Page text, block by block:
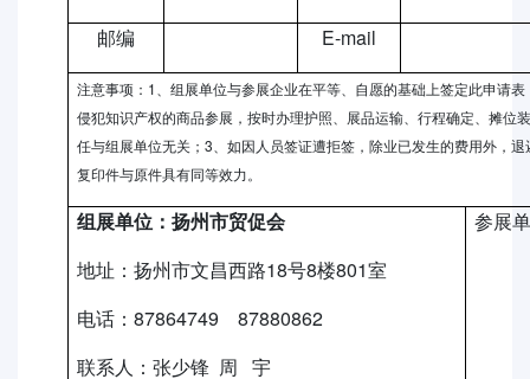
邮编 E-mail
注意事项： 1 、组展单位与参展企业在平等、自愿的基础上签定此申请表
侵犯知识产权的商品参展，按时办理护照、展品运输、行程确定、摊位
任与组展单位无关； 3、如因人员签证遭拒签，除业已发生的费用外，退
复印件与原件具有同等效力。
组展单位：扬州市贸促会
地址：扬州市文昌西路18号8楼801室
电话： 87864749 87880862
联系人：张少锋 周 宇
参展